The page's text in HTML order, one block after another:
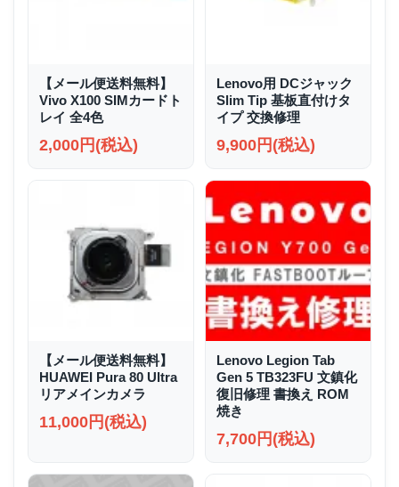
【メール便送料無料】
Vivo X100 SIMカードト
レイ 全4色
2,000円(税込)
Lenovo用 DCジャック
Slim Tip 基板直付けタ
イプ 交換修理
9,900円(税込)
【メール便送料無料】
HUAWEI Pura 80 Ultra
リアメインカメラ
11,000円(税込)
Lenovo Legion Tab
Gen 5 TB323FU 文鎮化
復旧修理 書換え ROM
焼き
7,700円(税込)